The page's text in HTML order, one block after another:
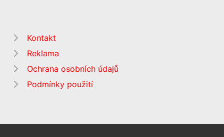
Kontakt
Reklama
Ochrana osobních údajů
Podmínky použití